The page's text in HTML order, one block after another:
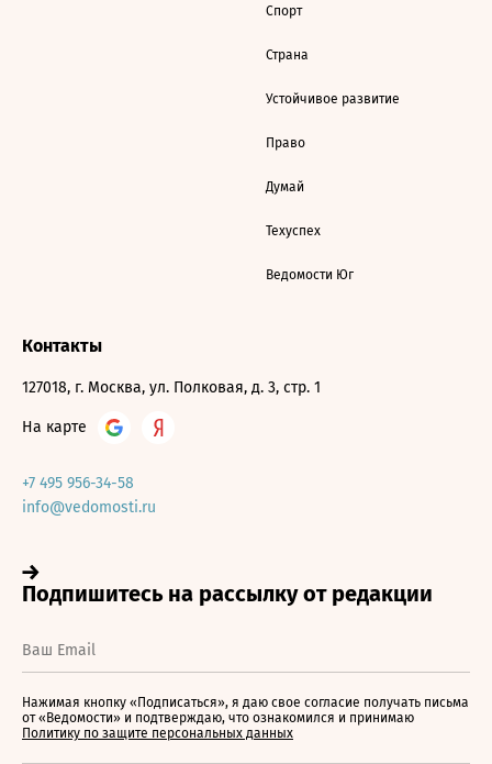
Спорт
Страна
Устойчивое развитие
Право
Думай
Техуспех
Ведомости Юг
Контакты
127018, г. Москва, ул. Полковая, д. 3, стр. 1
На карте
+7 495 956-34-58
info@vedomosti.ru
Нажимая кнопку «Подписаться», я даю свое согласие получать письма
от «Ведомости» и подтверждаю, что ознакомился и принимаю
Политику по защите персональных данных